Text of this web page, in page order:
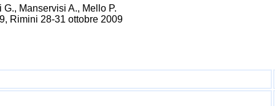
Manservisi A., Mello P.
Rimini 28-31 ottobre 2009